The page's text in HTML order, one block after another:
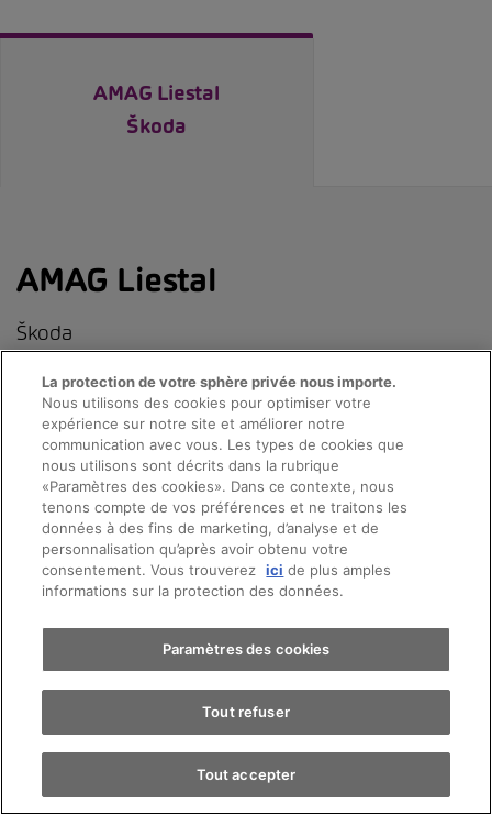
Prendre rendez-vous
Essai sur route
Trouver une voiture
AMAG Liestal
Škoda
AMAG Liestal
Škoda
Rheinstrasse 107
4410Liestal
Contactez-nous
Horaires d'ouverture
La protection de votre sphère privée nous importe.
Nous utilisons des cookies pour optimiser votre
expérience sur notre site et améliorer notre
communication avec vous. Les types de cookies que
nous utilisons sont décrits dans la rubrique
«Paramètres des cookies». Dans ce contexte, nous
tenons compte de vos préférences et ne traitons les
données à des fins de marketing, d’analyse et de
personnalisation qu’après avoir obtenu votre
consentement. Vous trouverez ici de plus amples
informations sur la protection des données.
Paramètres des cookies
Tout refuser
Tout accepter